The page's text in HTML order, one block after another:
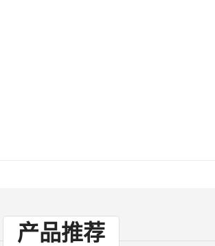
产品推荐